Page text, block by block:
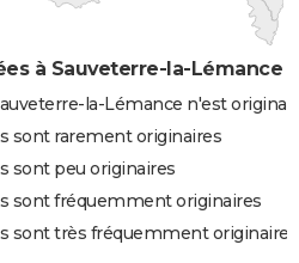
à Sauveterre-la-Lémance
la-Lémance n'est
sont rarement originaires
sont peu originaires
sont fréquemment originaires
sont très fréquemment originaires